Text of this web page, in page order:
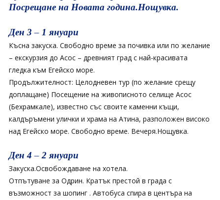
Посрещане на Новата година.Нощувка.
Ден 3 – 1 януари
Късна закуска. Свободно време за почивка или по желание
– екскурзия до Асос – древният град с най-красивата
гледка към Егейско море.
Продължителност: Целодневен тур (по желание срещу
доплащане) Посещение на живописното селище Асос
(Бехрамкале), известно със своите каменни къщи,
калдъръмени улички и храма на Атина, разположен високо
над Егейско море. Свободно време. Вечеря.Нощувка.
Ден 4 – 2 януари
Закуска.Освобождаване на хотела.
Отпътуване за Одрин. Кратък престой в града с
възможност за шопинг . Автобуса спира в центъра на